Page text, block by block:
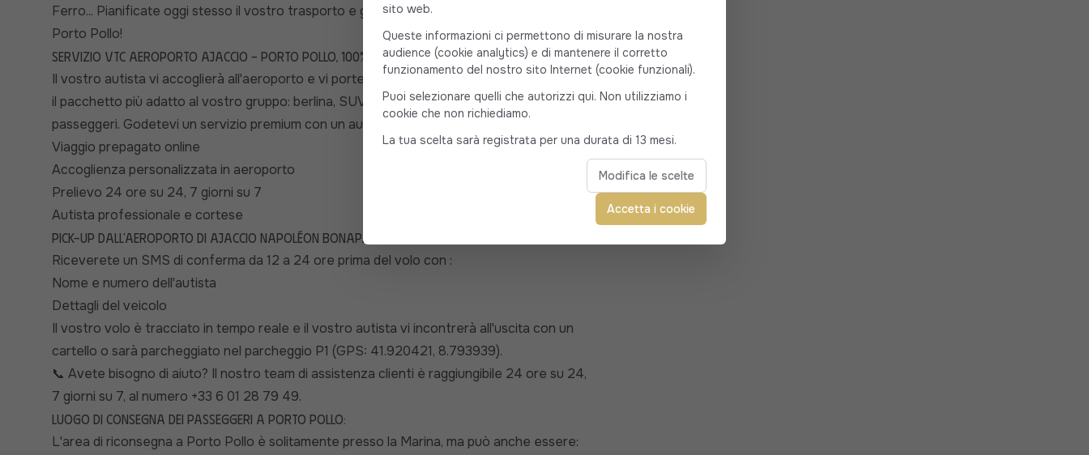
Ferro... Pianificate oggi stesso il vostro trasporto e godetevi un viaggio senza stress verso
Porto Pollo!
Servizio VTC aeroporto Ajaccio - Porto Pollo, 100% personalizzato
Il vostro autista vi accoglierà all'aeroporto e vi porterà a destinazione in Corsica. Scegliete
il pacchetto più adatto al vostro gruppo: berlina, SUV o minivan per un massimo di 7
passeggeri. Godetevi un servizio premium con un autista locale esperto.
Viaggio prepagato online
Accoglienza personalizzata in aeroporto
Prelievo 24 ore su 24, 7 giorni su 7
Autista professionale e cortese
Pick-up dall'aeroporto di Ajaccio Napoléon Bonaparte (20000 - 20090)
Riceverete un SMS di conferma da 12 a 24 ore prima del volo con :
Nome e numero dell'autista
Dettagli del veicolo
Il vostro volo è tracciato in tempo reale e il vostro autista vi incontrerà all'uscita con un
cartello o sarà parcheggiato nel parcheggio P1 (GPS: 41.920421, 8.793939).
📞 Avete bisogno di aiuto? Il nostro team di assistenza clienti è raggiungibile 24 ore su 24,
7 giorni su 7, al numero +33 6 01 28 79 49.
Luogo di consegna dei passeggeri a Porto Pollo:
L'area di riconsegna a Porto Pollo è solitamente presso la Marina, ma può anche essere:
sito web.
Queste informazioni ci permettono di misurare la nostra
audience (cookie analytics) e di mantenere il corretto
funzionamento del nostro sito Internet (cookie funzionali).
Puoi selezionare quelli che autorizzi qui. Non utilizziamo i
cookie che non richiediamo.
La tua scelta sarà registrata per una durata di 13 mesi.
Modifica le scelte
Accetta i cookie